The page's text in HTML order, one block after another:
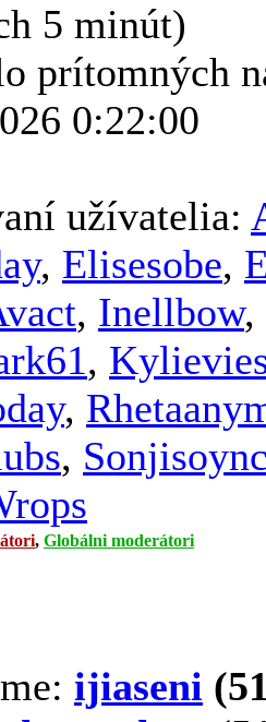
5 minút)
prítomných
0:22:00
užívatelia:
, Elisesobe,
, Inellbow,
,
,
,
, Globálni moderátori
ijiaseni